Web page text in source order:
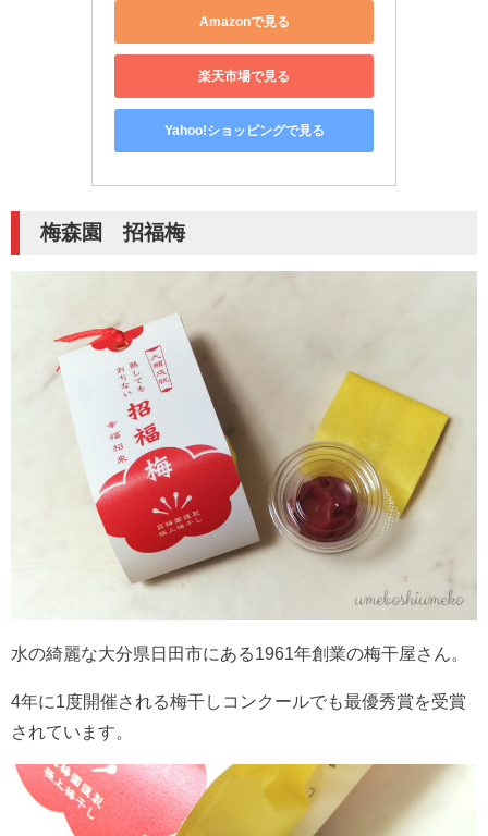
Amazonで見る
楽天市場で見る
Yahoo!ショッピングで見る
梅森園 招福梅
水の綺麗な大分県日田市にある1961年創業の梅干屋さん。
4年に1度開催される梅干しコンクールでも最優秀賞を受賞
されています。